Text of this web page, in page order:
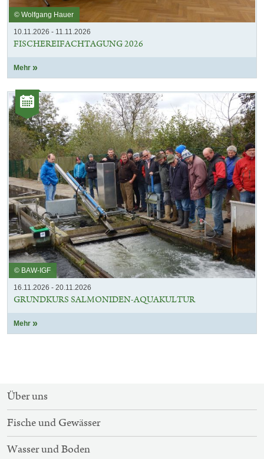
© Wolfgang Hauer
10.11.2026 - 11.11.2026
FISCHEREIFACHTAGUNG 2026
Mehr
Kategorie:
Veranstaltungen
© BAW-IGF
16.11.2026 - 20.11.2026
GRUNDKURS SALMONIDEN-AQUAKULTUR
Mehr
SITEMAP-
NAVIGATION
Über uns
Fische und Gewässer
Wasser und Boden